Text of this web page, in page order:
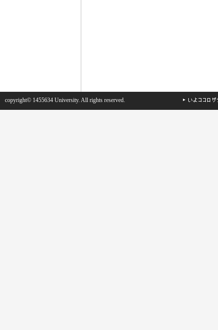
copyright© 1455634 University. All rights reserved.